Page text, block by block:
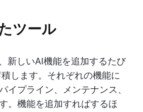
ツール
新しいAI機能を追加するたび
します。それぞれの機能に
イプライン、メンテナンス、
。機能を追加すればするほ